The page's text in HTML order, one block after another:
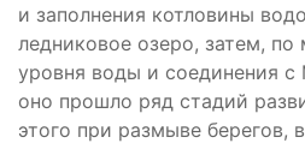
и заполнения котловины
ледниковое озеро, затем,
уровня воды и соединения
оно прошло ряд стадий
этого при размыве берегов,